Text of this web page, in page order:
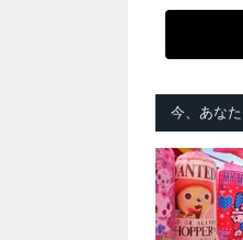
今、あな